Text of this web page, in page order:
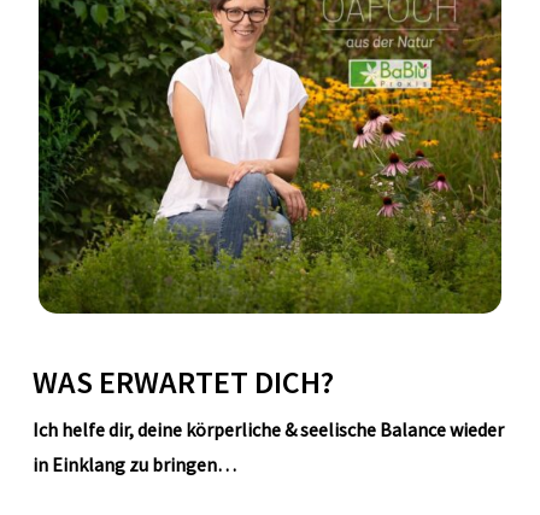
WAS ERWARTET DICH?
Ich helfe dir, deine körperliche & seelische Balance wieder
in Einklang zu bringen…